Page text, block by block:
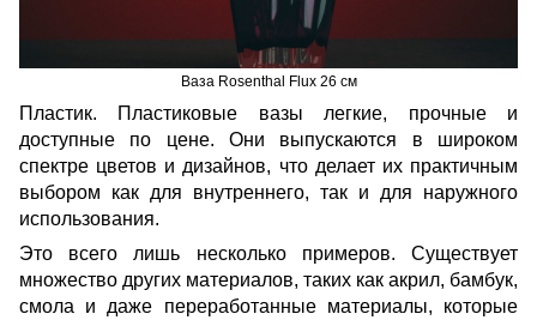
Ваза Rosenthal Flux 26 см
Пластик. Пластиковые вазы легкие, прочные и
доступные по цене. Они выпускаются в широком
спектре цветов и дизайнов, что делает их практичным
выбором как для внутреннего, так и для наружного
использования.
Это всего лишь несколько примеров. Существует
множество других материалов, таких как акрил, бамбук,
смола и даже переработанные материалы, которые